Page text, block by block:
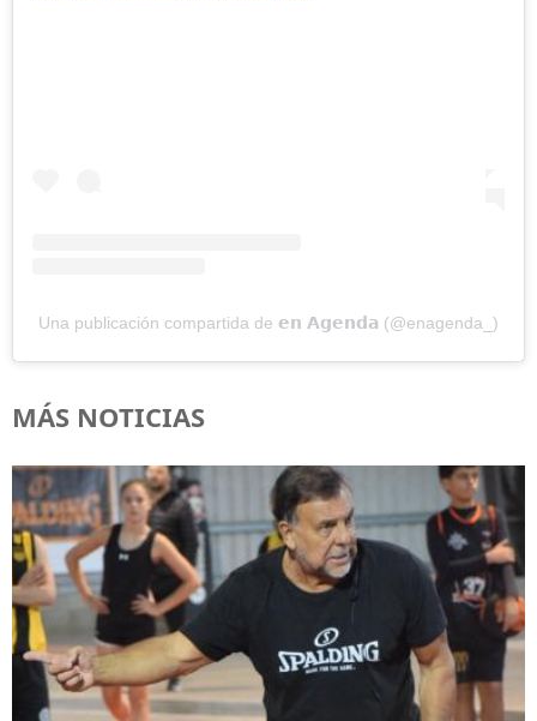
Una publicación compartida de 𝗲𝗻 𝗔𝗴𝗲𝗻𝗱𝗮 (@enagenda_)
MÁS NOTICIAS